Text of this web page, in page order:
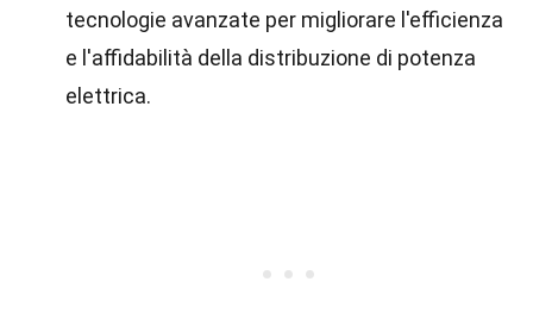
tecnologie avanzate per migliorare l'efficienza
e l'affidabilità della distribuzione di potenza
elettrica.